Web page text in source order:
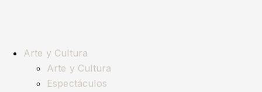
Arte y Cultura
Arte y Cultura
Espectáculos